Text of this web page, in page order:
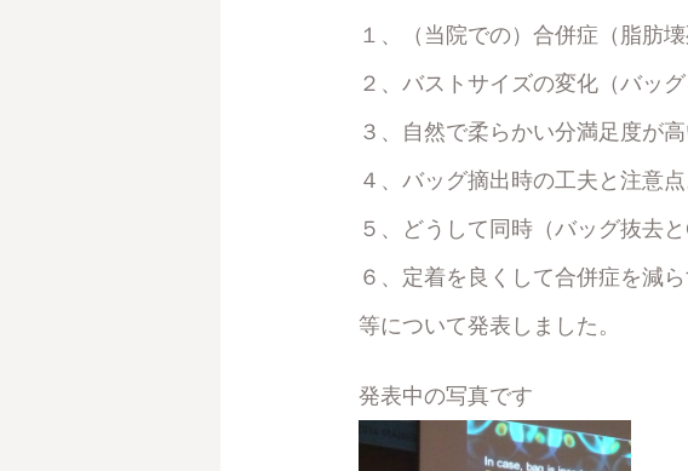
１、（当院での）合併症（脂肪
２、バストサイズの変化（バッ
３、自然で柔らかい分満足度が高
４、バッグ摘出時の工夫と注意点
５、どうして同時（バッグ抜去
６、定着を良くして合併症を減
等について発表しました。
発表中の写真です